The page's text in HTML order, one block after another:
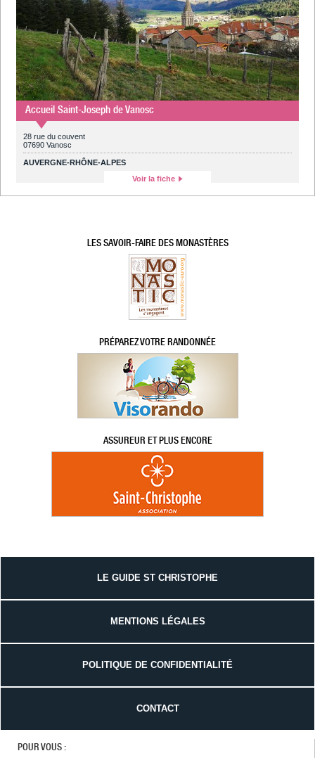
Accueil Saint-Joseph de Vanosc
28 rue du couvent
07690 Vanosc
AUVERGNE-RHÔNE-ALPES
Voir la fiche
LES SAVOIR-FAIRE DES MONASTÈRES
PRÉPAREZ VOTRE RANDONNÉE
ASSUREUR ET PLUS ENCORE
LE GUIDE ST CHRISTOPHE
MENTIONS LÉGALES
POLITIQUE DE CONFIDENTIALITÉ
CONTACT
POUR VOUS :